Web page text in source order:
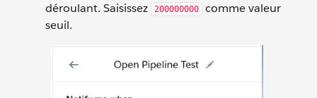
déroulant. Saisissez
200000000
comme valeur
seuil.